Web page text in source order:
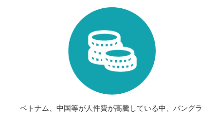
ベトナム、中国等が人件費が高騰している中、バングラ